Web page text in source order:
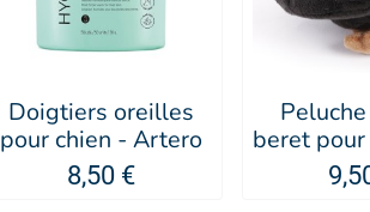
Doigtiers oreilles
pour chien - Artero
8,50 €
beret pour
Frenchies